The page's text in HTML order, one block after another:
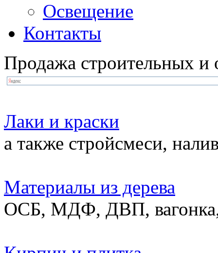
Освещение
Контакты
Продажа строительных и
Лаки и краски
а также стройсмеси,
Материалы из дерева
ОСБ, МДФ, ДВП,